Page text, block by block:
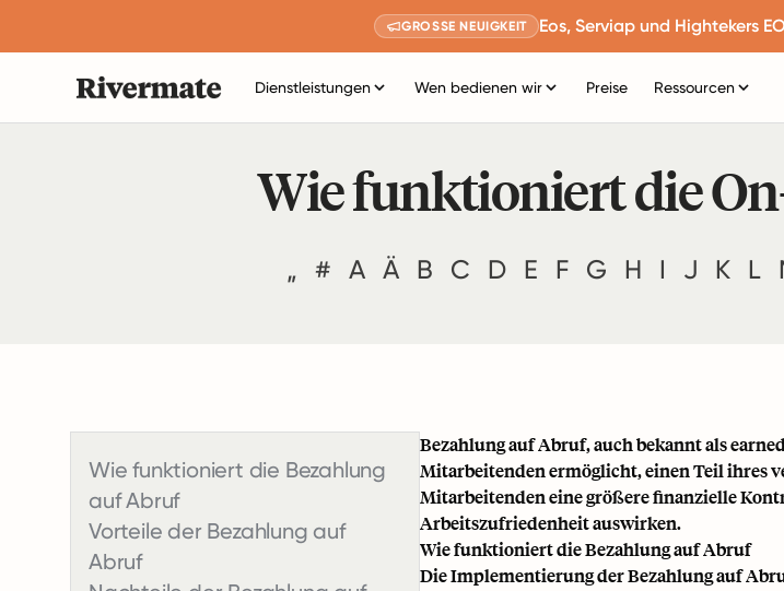
GROSSE NEUIGKEIT Eos, Serviap und Hightekers
Dienstleistungen Wen bedienen wir Preise Ressourcen
Wie funktioniert die
„ # A Ä B C D E F G H I J K L
Wie funktioniert die Bezahlung
auf Abruf
Vorteile der Bezahlung auf
Abruf
Bezahlung auf Abruf, auch bekannt als
Mitarbeitenden ermöglicht, einen Teil ihres
Mitarbeitenden eine größere finanzielle
Arbeitszufriedenheit auswirken.
Wie funktioniert die Bezahlung auf Abruf
Die Implementierung der Bezahlung auf